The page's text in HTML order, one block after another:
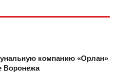
компанию «Орлан»
Воронежа